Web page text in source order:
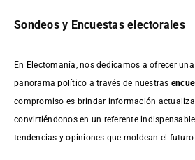
Sondeos y Encuestas electorales
En Electomanía, nos dedicamos a ofrecer
panorama político a través de nuestras
compromiso es brindar información
convirtiéndonos en un referente
tendencias y opiniones que moldean el